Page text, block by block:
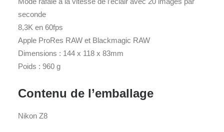
seconde
8,3K en 60fps
Apple ProRes RAW et Blackmagic RAW
Dimensions : 144 x 118 x 83mm
Poids : 960 g
Contenu de l’emballage
Nikon Z8